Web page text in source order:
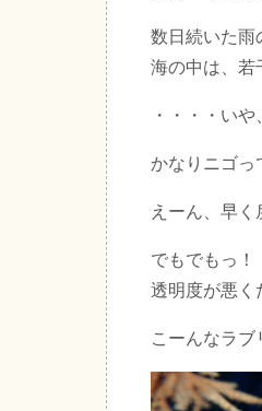
数日続いた雨
海の中は、若
・・・・い
かなりニゴっ
えーん、早く
でもでもっ！
透明度が悪く
こーんなラブ